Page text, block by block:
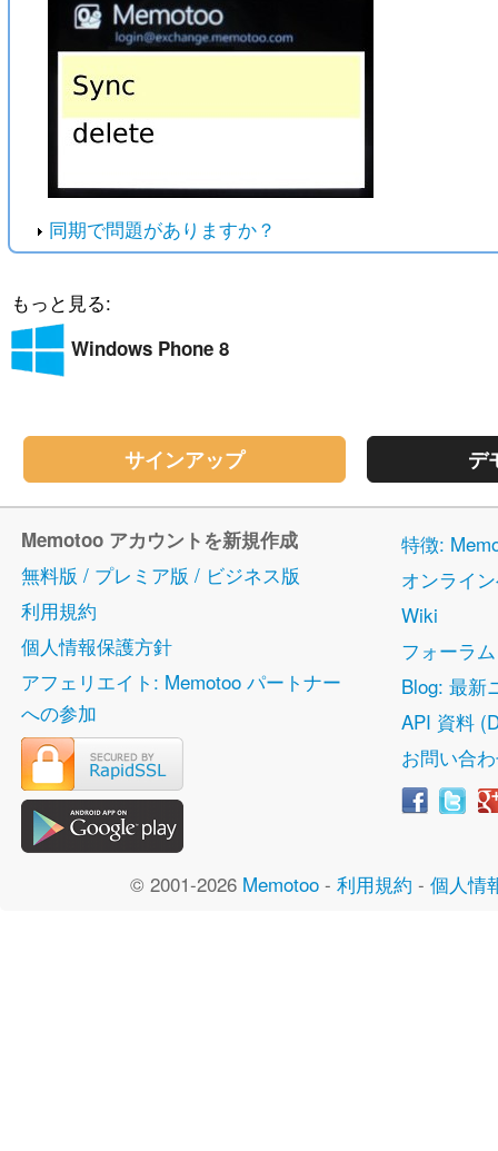
同期で問題がありますか？
もっと見る:
Windows Phone 8
サインアップ デ
Memotoo アカウントを新規作成
無料版 / プレミア版 / ビジネス版
利用規約
個人情報保護方針
アフェリエイト: Memotoo パートナー
への参加
特徴:
オンライ
Wiki
フォーラム
Blog: 最新
API 資料
お問い合
© 2001-2026 Memotoo - 利用規約 - 個人情